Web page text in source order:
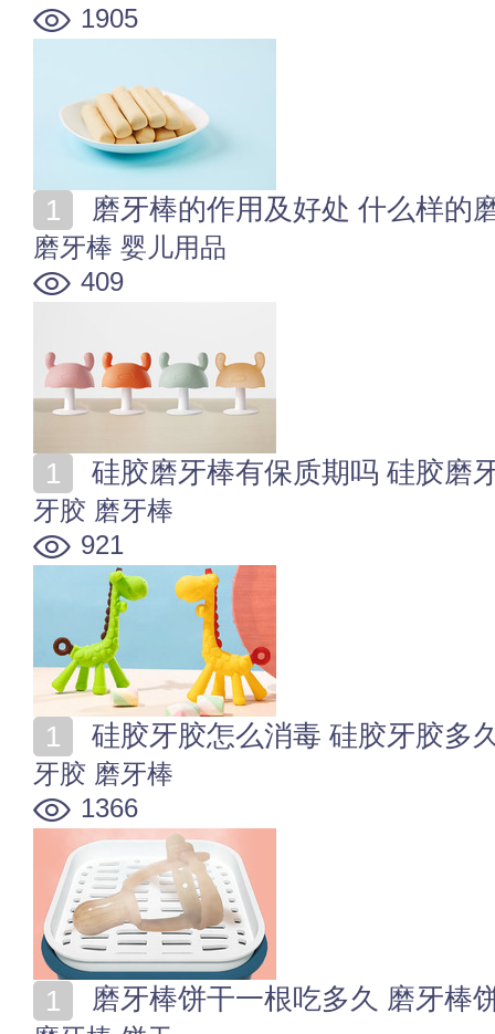
1905
磨牙棒的作用及好处 什么样的
磨牙棒 婴儿用品
409
硅胶磨牙棒有保质期吗 硅胶磨
牙胶 磨牙棒
921
硅胶牙胶怎么消毒 硅胶牙胶多
牙胶 磨牙棒
1366
磨牙棒饼干一根吃多久 磨牙棒